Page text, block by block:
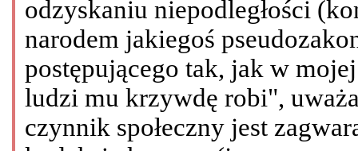
odzyskaniu niepodległości
narodem jakiegoś
postępującego tak, jak w
ludzi mu krzywdę robi",
czynnik społeczny jest